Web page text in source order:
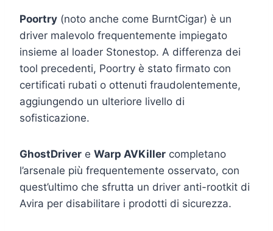
Poortry (noto anche come BurntCigar) è un
driver malevolo frequentemente impiegato
insieme al loader Stonestop. A differenza dei
tool precedenti, Poortry è stato firmato con
certificati rubati o ottenuti fraudolentemente,
aggiungendo un ulteriore livello di
sofisticazione.
GhostDriver e Warp AVKiller completano
l’arsenale più frequentemente osservato, con
quest’ultimo che sfrutta un driver anti-rootkit di
Avira per disabilitare i prodotti di sicurezza.